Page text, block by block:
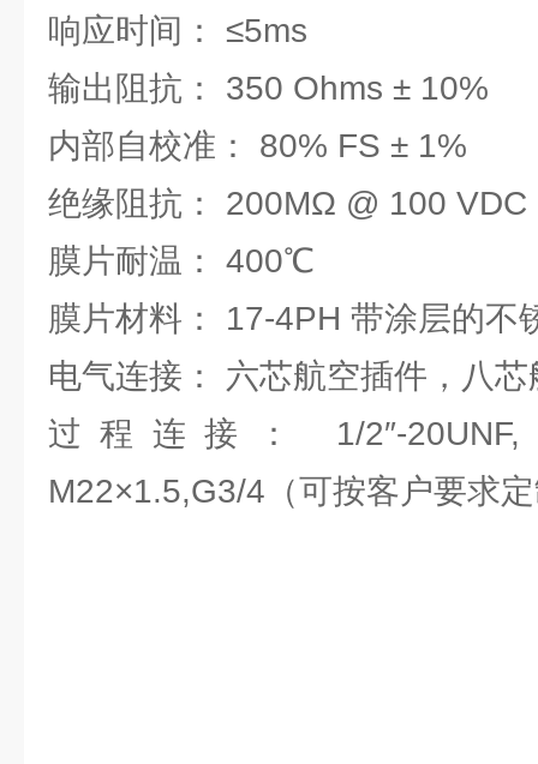
响应时间： ≤5ms
输出阻抗： 350 Ohms ± 10%
内部自校准： 80% FS ± 1%
绝缘阻抗： 200MΩ @ 100 VDC
膜片耐温： 400℃
膜片材料： 17-4PH 带涂层的不
电气连接： 六芯航空插件，八
过程连接： 1/2″-20UNF,
M22×1.5,G3/4（可按客户要求